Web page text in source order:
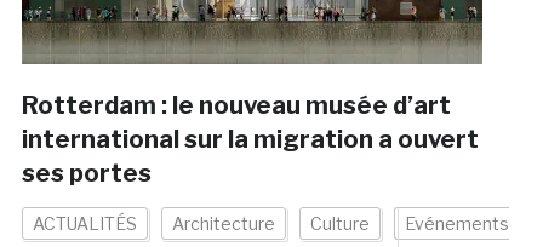
Rotterdam : le nouveau musée d’art
international sur la migration a ouvert
ses portes
ACTUALITÉS Architecture Culture Evénements